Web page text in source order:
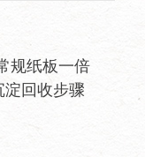
规纸板一倍
回收步骤